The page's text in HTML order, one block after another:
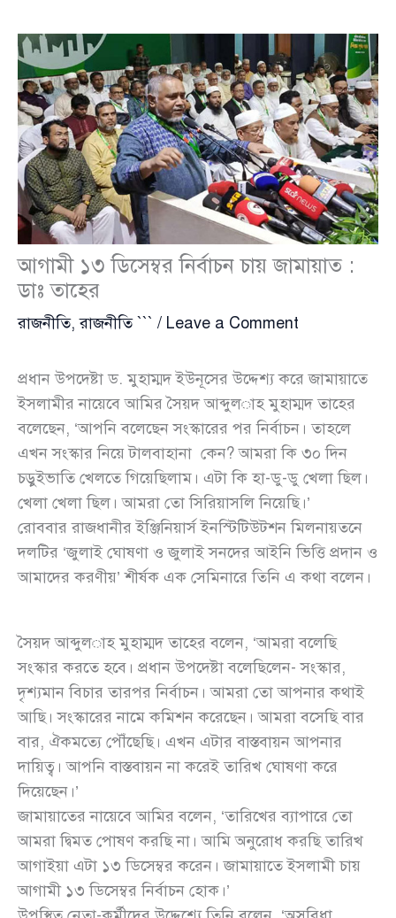
আগামী ১৩ ডিসেম্বর নির্বাচন চায় জামায়াত :
ডাঃ তাহের
রাজনীতি,রাজনীতি ``` / Leave a Comment
প্রধান উপদেষ্টা ড. মুহাম্মদ ইউনূসের উদ্দেশ্য করে জামায়াতে
ইসলামীর নায়েবে আমির সৈয়দ আব্দুল­াহ মুহাম্মদ তাহের
বলেছেন, ‘আপনি বলেছেন সংস্কারের পর নির্বাচন। তাহলে
এখন সংস্কার নিয়ে টালবাহানা কেন? আমরা কি ৩০ দিন
চড়ুইভাতি খেলতে গিয়েছিলাম। এটা কি হা-ডু-ডু খেলা ছিল।
খেলা খেলা ছিল। আমরা তো সিরিয়াসলি নিয়েছি।’
রোববার রাজধানীর ইঞ্জিনিয়ার্স ইনস্টিটিউটশন মিলনায়তনে
দলটির ‘জুলাই ঘোষণা ও জুলাই সনদের আইনি ভিত্তি প্রদান ও
আমাদের করণীয়’ শীর্ষক এক সেমিনারে তিনি এ কথা বলেন।
সৈয়দ আব্দুল­াহ মুহাম্মদ তাহের বলেন, ‘আমরা বলেছি
সংস্কার করতে হবে। প্রধান উপদেষ্টা বলেছিলেন- সংস্কার,
দৃশ্যমান বিচার তারপর নির্বাচন। আমরা তো আপনার কথাই
আছি। সংস্কারের নামে কমিশন করেছেন। আমরা বসেছি বার
বার, ঐকমত্যে পৌঁছেছি। এখন এটার বাস্তবায়ন আপনার
দায়িত্ব। আপনি বাস্তবায়ন না করেই তারিখ ঘোষণা করে
দিয়েছেন।’
জামায়াতের নায়েবে আমির বলেন, ‘তারিখের ব্যাপারে তো
আমরা দ্বিমত পোষণ করছি না। আমি অনুরোধ করছি তারিখ
আগাইয়া এটা ১৩ ডিসেম্বর করেন। জামায়াতে ইসলামী চায়
আগামী ১৩ ডিসেম্বর নির্বাচন হোক।’